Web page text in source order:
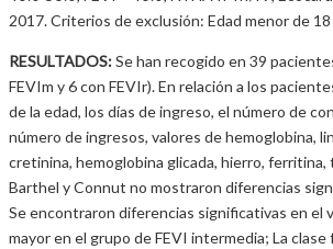
2017. Criterios de exclusión: Edad menor de 18
RESULTADOS:Se han recogido en 39
FEVIm y 6 con FEVIr). En relación a los
de la edad, los días de ingreso, el número de
número de ingresos, valores de hemoglobina,
cretinina, hemoglobina glicada, hierro, ferritina,
Barthel y Connut no mostraron diferencias
Se encontraron diferencias significativas en el
mayor en el grupo de FEVI intermedia; La